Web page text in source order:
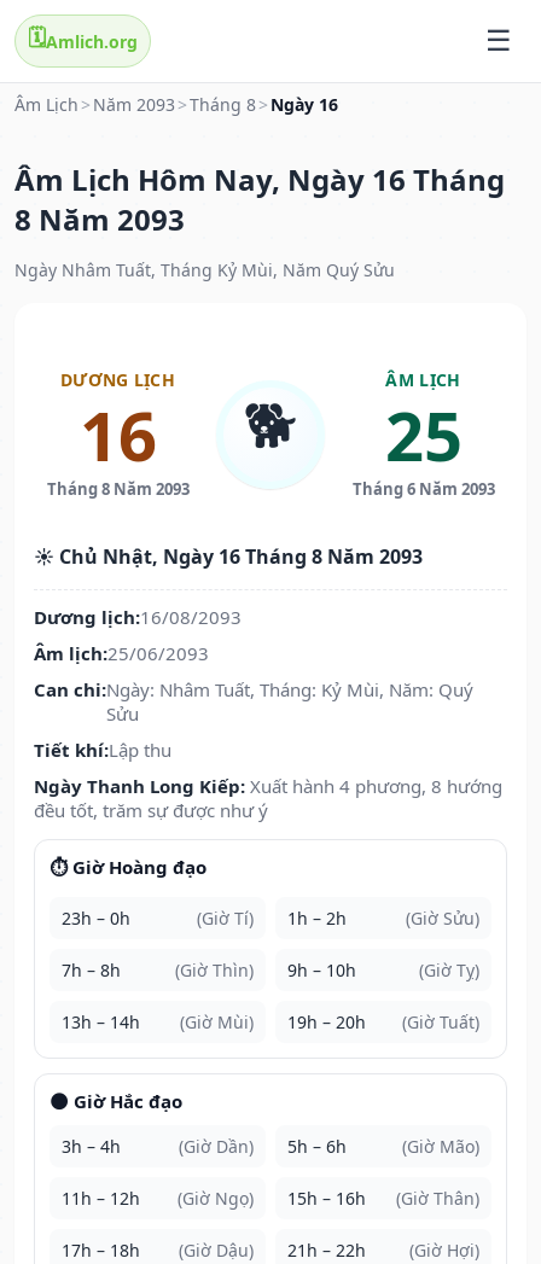
🗓️Amlich.org
Âm Lịch > Năm 2093 >Tháng 8> Ngày 16
Âm Lịch Hôm Nay, Ngày 16 Tháng
8 Năm 2093
Ngày Nhâm Tuất, Tháng Kỷ Mùi, Năm Quý Sửu
DƯƠNG LỊCH
16
Tháng 8 Năm 2093
🐕
ÂM LỊCH
25
Tháng 6 Năm 2093
☀️ Chủ Nhật, Ngày 16 Tháng 8 Năm 2093
Dương lịch:16/08/2093
Âm lịch:25/06/2093
Can chi:Ngày: Nhâm Tuất, Tháng: Kỷ Mùi, Năm: Quý
Sửu
Tiết khí:Lập thu
Ngày Thanh Long Kiếp: Xuất hành 4 phương, 8 hướng
đều tốt, trăm sự được như ý
⏱️ Giờ Hoàng đạo
23h – 0h (Giờ Tí) 1h – 2h (Giờ Sửu)
7h – 8h (Giờ Thìn) 9h – 10h (Giờ Tỵ)
13h – 14h (Giờ Mùi) 19h – 20h (Giờ Tuất)
🌑 Giờ Hắc đạo
3h – 4h (Giờ Dần) 5h – 6h (Giờ Mão)
11h – 12h (Giờ Ngọ) 15h – 16h (Giờ Thân)
17h – 18h (Giờ Dậu) 21h – 22h (Giờ Hợi)